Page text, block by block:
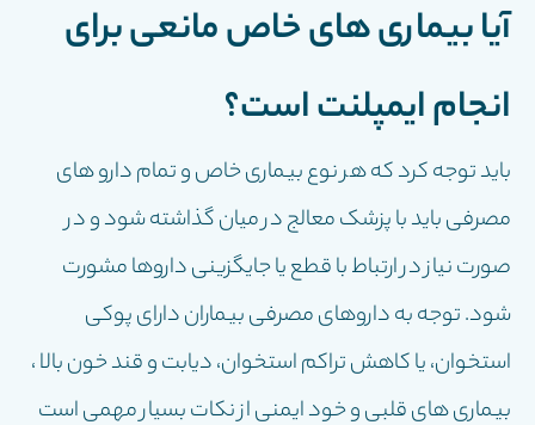
آيا بیماری های خاص مانعى براى
انجام ايمپلنت است؟
باید توجه کرد که هر نوع بیماری خاص و تمام دارو های
مصرفی باید با پزشک معالج در میان گذاشته شود و در
صورت نیاز در ارتباط با قطع یا جایگزینی داروها مشورت
شود. توجه به داروهای مصرفی بیماران دارای پوکی
استخوان، یا کاهش تراکم استخوان، دیابت و قند خون بالا ،
بیماری های قلبی و خود ایمنی از نکات بسیار مهمی است